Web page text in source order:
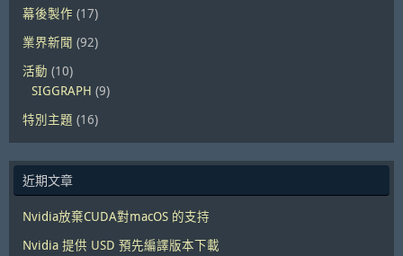
幕後製作 (17)
業界新聞 (92)
活動 (10)
SIGGRAPH (9)
特別主題 (16)
近期文章
Nvidia放棄CUDA對macOS 的支持
Nvidia 提供 USD 預先編譯版本下載